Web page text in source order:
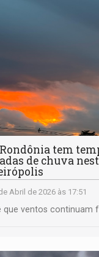
Rondônia tem
de chuva
Abril de 2026 às 17:51
que ventos continuam